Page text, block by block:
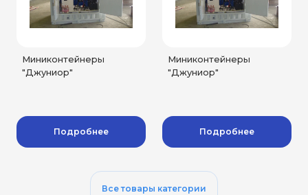
Миниконтейнеры
"Джуниор"
Подробнее
Миниконтейнеры
"Джуниор"
Подробнее
Все товары категории